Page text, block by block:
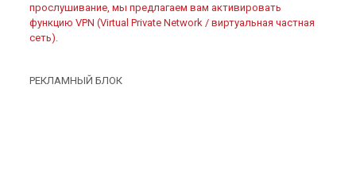
прослушивание, мы предлагаем вам активировать
функцию VPN (Virtual Private Network / виртуальная частная
сеть).
РЕКЛАМНЫЙ БЛОК